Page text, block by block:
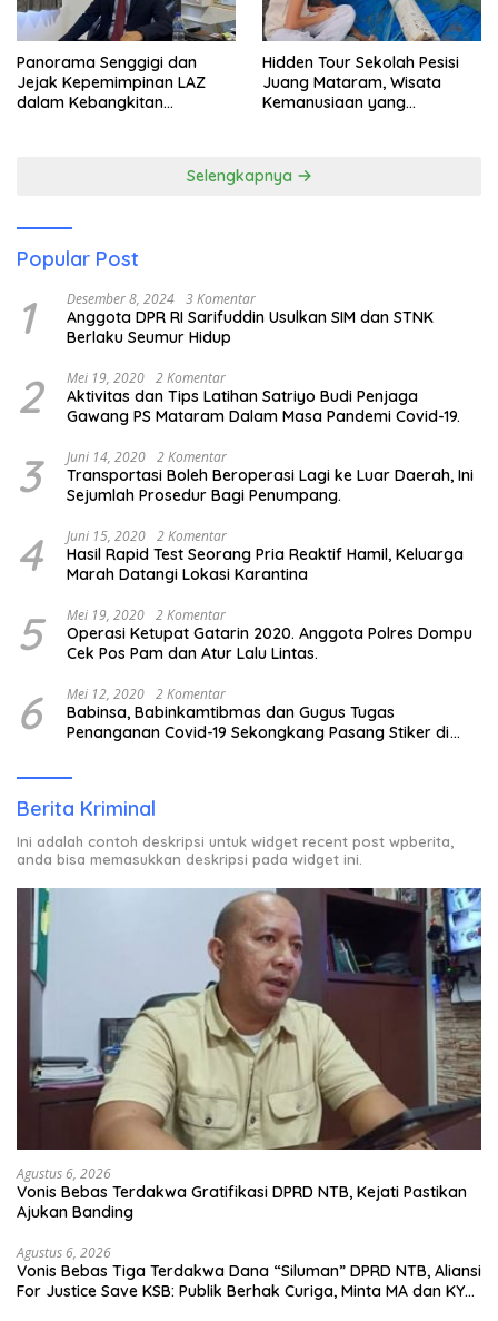
Panorama Senggigi dan
Jejak Kepemimpinan LAZ
dalam Kebangkitan
Hidden Tour Sekolah Pesisi
Juang Mataram, Wisata
Kemanusiaan yang
Selengkapnya
Popular Post
1 Desember 8, 2024 3 Komentar
Anggota DPR RI Sarifuddin Usulkan SIM dan STNK
Berlaku Seumur Hidup
2 Mei 19, 2020 2 Komentar
Aktivitas dan Tips Latihan Satriyo Budi Penjaga
Gawang PS Mataram Dalam Masa Pandemi Covid-19.
3 Juni 14, 2020 2 Komentar
Transportasi Boleh Beroperasi Lagi ke Luar Daerah, Ini
Sejumlah Prosedur Bagi Penumpang.
4 Juni 15, 2020 2 Komentar
Hasil Rapid Test Seorang Pria Reaktif Hamil, Keluarga
Marah Datangi Lokasi Karantina
5 Mei 19, 2020 2 Komentar
Operasi Ketupat Gatarin 2020. Anggota Polres Dompu
Cek Pos Pam dan Atur Lalu Lintas.
6 Mei 12, 2020 2 Komentar
Babinsa, Babinkamtibmas dan Gugus Tugas
Penanganan Covid-19 Sekongkang Pasang Stiker di
Berita Kriminal
Ini adalah contoh deskripsi untuk widget recent post wpberita,
anda bisa memasukkan deskripsi pada widget ini.
Agustus 6, 2026
Vonis Bebas Terdakwa Gratifikasi DPRD NTB, Kejati Pastikan
Ajukan Banding
Agustus 6, 2026
Vonis Bebas Tiga Terdakwa Dana “Siluman” DPRD NTB, Aliansi
For Justice Save KSB: Publik Berhak Curiga, Minta MA dan KY